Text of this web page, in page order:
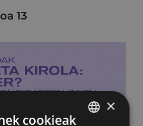
13
×
cookieak